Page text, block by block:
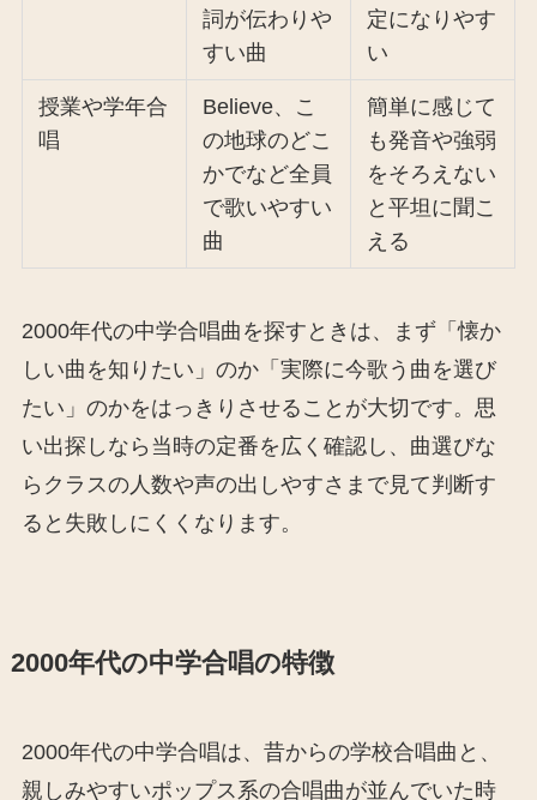
詞が伝わりや
すい曲
定になりやす
い
授業や学年合
唱
Believe、こ
の地球のどこ
かでなど全員
で歌いやすい
曲
簡単に感じて
も発音や強弱
をそろえない
と平坦に聞こ
える
2000年代の中学合唱曲を探すときは、まず「懐か
しい曲を知りたい」のか「実際に今歌う曲を選び
たい」のかをはっきりさせることが大切です。思
い出探しなら当時の定番を広く確認し、曲選びな
らクラスの人数や声の出しやすさまで見て判断す
ると失敗しにくくなります。
2000年代の中学合唱の特徴
2000年代の中学合唱は、昔からの学校合唱曲と、
親しみやすいポップス系の合唱曲が並んでいた時